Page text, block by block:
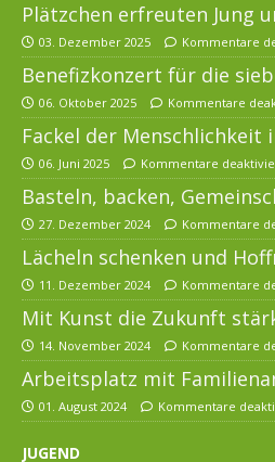
Plätzchen erfreuten Jung
03. Dezember 2025 Kommentare
Benefizkonzert für die
06. Oktober 2025 Kommentare
Fackel der Menschlichkeit
06. Juni 2025 Kommentare
Basteln, backen,
27. Dezember 2024 Kommentare
Lächeln schenken und
11. Dezember 2024 Kommentare
Mit Kunst die Zukunft
14. November 2024 Kommentare
Arbeitsplatz mit
01. August 2024 Kommentare
JUGEND